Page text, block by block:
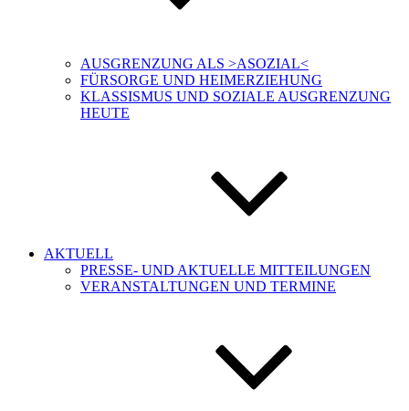
AUSGRENZUNG ALS >ASOZIAL<
FÜRSORGE UND HEIMERZIEHUNG
KLASSISMUS UND SOZIALE AUSGRENZUNG
HEUTE
AKTUELL
PRESSE- UND AKTUELLE MITTEILUNGEN
VERANSTALTUNGEN UND TERMINE